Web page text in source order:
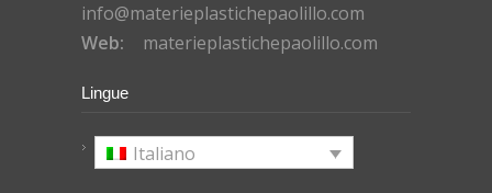
info@materieplastichepaolillo.com
Web:
materieplastichepaolillo.com
Lingue
Italiano